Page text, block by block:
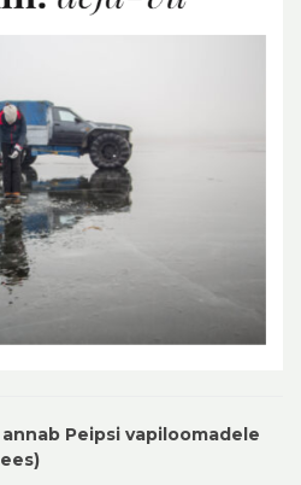
annab Peipsi vapiloomadele